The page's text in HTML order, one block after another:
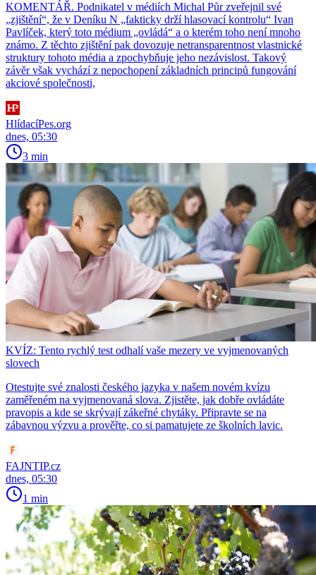
KOMENTÁŘ. Podnikatel v médiích Michal Půr zveřejnil své
„zjištění“, že v Deníku N „fakticky drží hlasovací kontrolu“ Ivan
Pavlíček, který toto médium „ovládá“ a o kterém toho není mnoho
známo. Z těchto zjištění pak dovozuje netransparentnost vlastnické
struktury tohoto média a zpochybňuje jeho nezávislost. Takový
závěr však vychází z nepochopení základních principů fungování
akciové společnosti,
HlídacíPes.org
dnes, 05:30
3 min
KVÍZ: Tento rychlý test odhalí vaše mezery ve vyjmenovaných
slovech
Otestujte své znalosti českého jazyka v našem novém kvízu
zaměřeném na vyjmenovaná slova. Zjistěte, jak dobře ovládáte
pravopis a kde se skrývají zákeřné chytáky. Připravte se na
zábavnou výzvu a prověřte, co si pamatujete ze školních lavic.
FAJNTIP.cz
dnes, 05:30
1 min